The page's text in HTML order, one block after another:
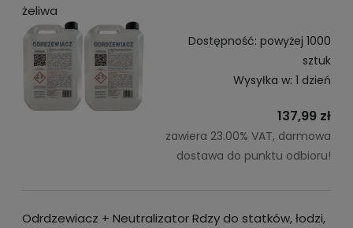
żeliwa
Dostępność: powyżej 1000
sztuk
Wysyłka w: 1 dzień
137,99 zł
zawiera 23.00% VAT, darmowa
dostawa do punktu odbioru!
Odrdzewiacz + Neutralizator Rdzy do statków, łodzi,